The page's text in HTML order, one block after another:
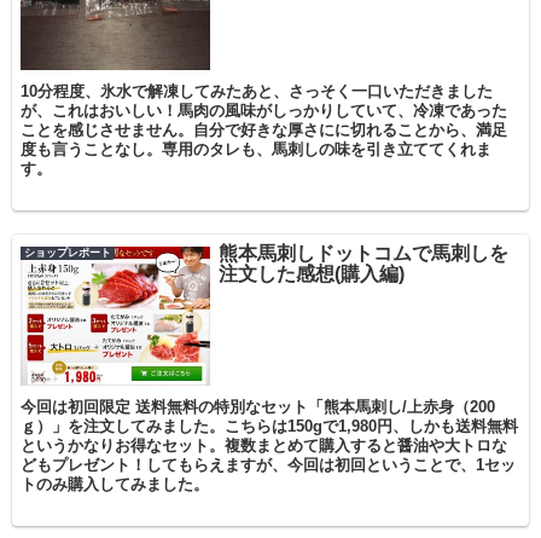
10分程度、氷水で解凍してみたあと、さっそく一口いただきました
が、これはおいしい！馬肉の風味がしっかりしていて、冷凍であった
ことを感じさせません。自分で好きな厚さにに切れることから、満足
度も言うことなし。専用のタレも、馬刺しの味を引き立ててくれま
す。
ショップレポート
熊本馬刺しドットコムで馬刺しを
注文した感想(購入編)
今回は初回限定 送料無料の特別なセット「熊本馬刺し/上赤身（200
ｇ）」を注文してみました。こちらは150gで1,980円、しかも送料無料
というかなりお得なセット。複数まとめて購入すると醤油や大トロな
どもプレゼント！してもらえますが、今回は初回ということで、1セッ
トのみ購入してみました。